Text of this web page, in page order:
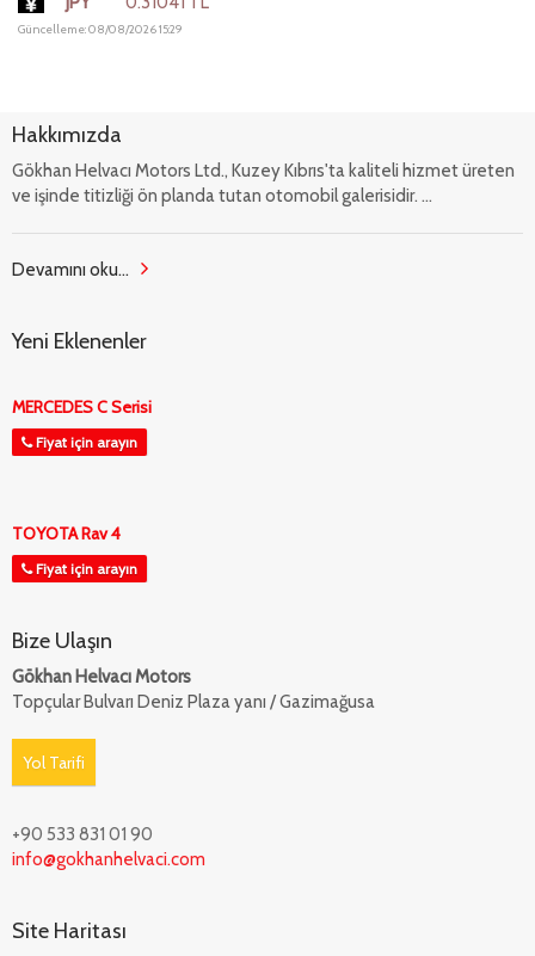
Güncelleme: 08/08/2026 15:29
Hakkımızda
Gökhan Helvacı Motors Ltd., Kuzey Kıbrıs'ta kaliteli hizmet üreten
ve işinde titizliği ön planda tutan otomobil galerisidir. ...
Devamını oku...
Yeni Eklenenler
MERCEDES C Serisi
Fiyat için arayın
TOYOTA Rav 4
Fiyat için arayın
Bize Ulaşın
Gökhan Helvacı Motors
Topçular Bulvarı Deniz Plaza yanı / Gazimağusa
Yol Tarifi
+90 533 831 01 90
info@gokhanhelvaci.com
Site Haritası